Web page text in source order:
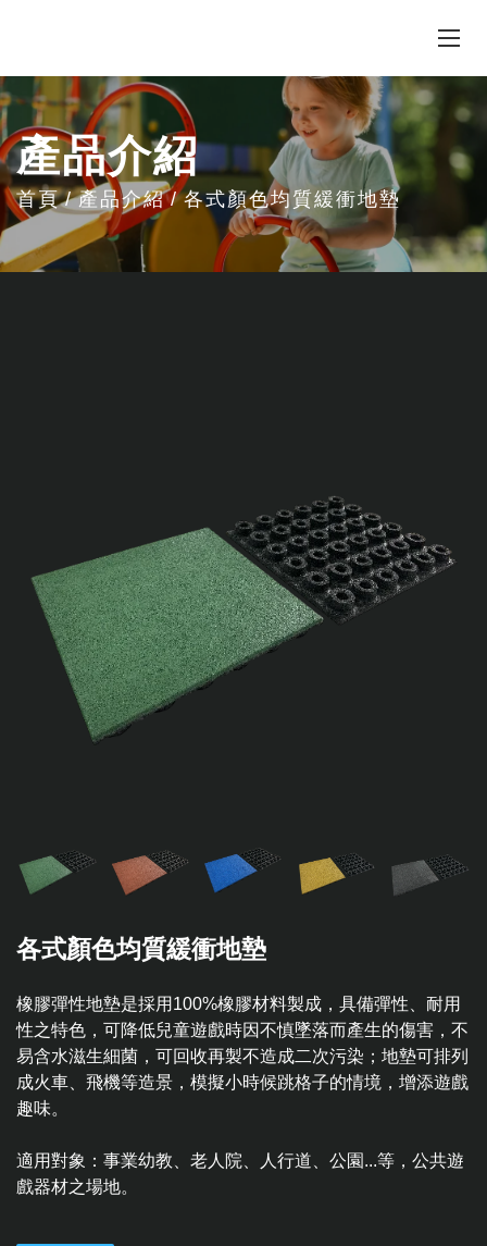
產品介紹
首頁 產品介紹 各式顏色均質緩衝地墊
各式顏色均質緩衝地墊
橡膠彈性地墊是採用100%橡膠材料製成，具備彈性、耐用
性之特色，可降低兒童遊戲時因不慎墜落而產生的傷害，不
易含水滋生細菌，可回收再製不造成二次污染；地墊可排列
成火車、飛機等造景，模擬小時候跳格子的情境，增添遊戲
趣味。
適用對象：事業幼教、老人院、人行道、公園...等，公共遊
戲器材之場地。